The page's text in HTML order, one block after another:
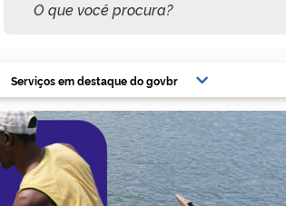
Serviços em destaque do govbr